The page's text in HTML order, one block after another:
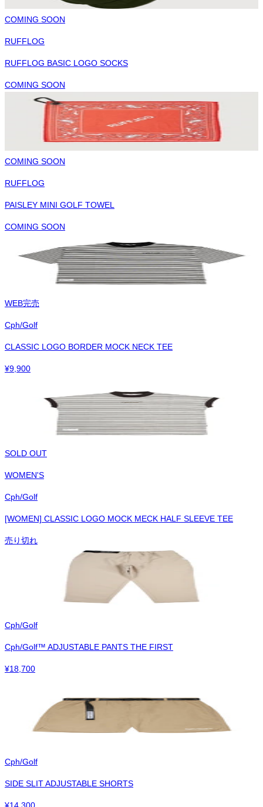
COMING SOON
RUFFLOG
RUFFLOG BASIC LOGO SOCKS
COMING SOON
COMING SOON
RUFFLOG
PAISLEY MINI GOLF TOWEL
COMING SOON
WEB完売
Cph/Golf
CLASSIC LOGO BORDER MOCK NECK TEE
¥9,900
SOLD OUT
WOMEN'S
Cph/Golf
[WOMEN] CLASSIC LOGO MOCK MECK HALF SLEEVE TEE
売り切れ
Cph/Golf
Cph/Golf™︎ ADJUSTABLE PANTS THE FIRST
¥18,700
Cph/Golf
SIDE SLIT ADJUSTABLE SHORTS
¥14,300